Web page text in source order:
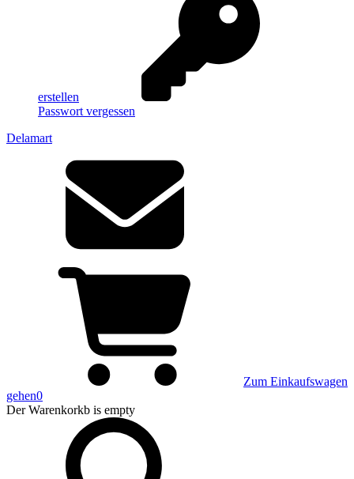
erstellen
Passwort vergessen
Delamart
Zum Einkaufswagen
gehen0
Der Warenkorkb is empty